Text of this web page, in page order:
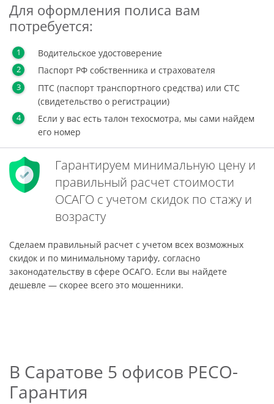
Для оформления полиса вам
потребуется:
Водительское удостоверение
Паспорт РФ собственника и страхователя
ПТС (паспорт транспортного средства) или СТС
(свидетельство о регистрации)
Если у вас есть талон техосмотра, мы сами найдем
его номер
Гарантируем минимальную цену и
правильный расчет стоимости
ОСАГО с учетом скидок по стажу и
возрасту
Сделаем правильный расчет с учетом всех возможных
скидок и по минимальному тарифу, согласно
законодательству в сфере ОСАГО. Если вы найдете
дешевле — скорее всего это мошенники.
В Саратове 5 офисов РЕСО-
Гарантия